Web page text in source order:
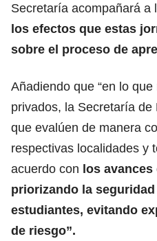
Secretaría acompañará a
los efectos que estas
sobre el proceso de
Añadiendo que “en lo
privados, la Secretaría
que evalúen de manera
respectivas localidades y
acuerdo con los
priorizando la
estudiantes, evitando
de riesgo”.